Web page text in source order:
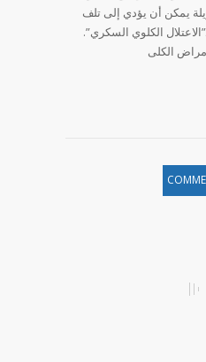
يمكن أن يؤدي إلى تلف
الكلوي السكري”.
الكلى